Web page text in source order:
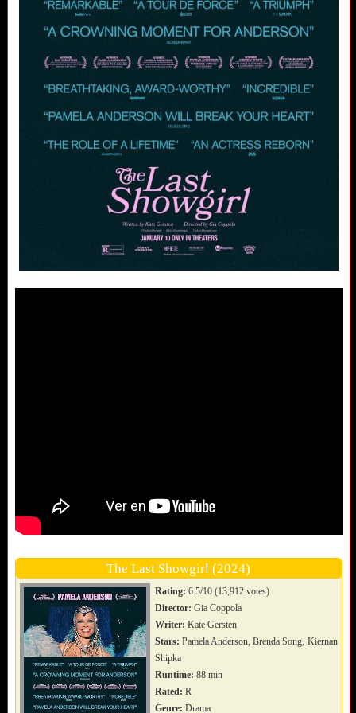
The Last Showgirl (2024)
Rating: 6.5/10 (13,912 votes)
Director: Gia Coppola
Writer: Kate Gersten
Stars: Pamela Anderson, Brenda Song, Kiernan
Shipka
Runtime: 88 min
Rated: R
Genre: Drama